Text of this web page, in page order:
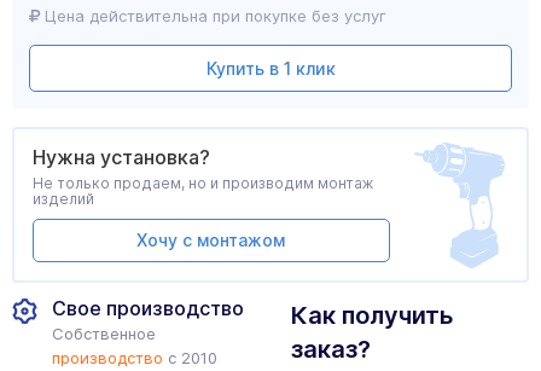
Цена действительна при покупке без услуг
Купить в 1 клик
Свое производство
Собственное
производство с 2010
Как получить
заказ?
Нужна установка?
Не только продаем, но и производим монтаж
изделий
Хочу с монтажом